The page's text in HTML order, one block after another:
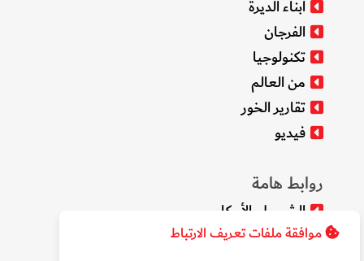
موافقة ملفات تعريف الارتباط
أبناء الديرة
الفرجان
تكنولوجيا
من العالم
تقارير الخور
فيديو
روابط هامة
الشروط والأحكام
سياسة الخصوصية